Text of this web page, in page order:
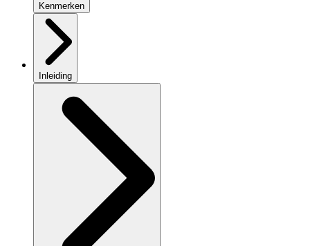
Kenmerken
Inleiding